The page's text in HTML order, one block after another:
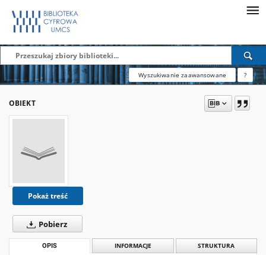
Wyszukiwanie zaawansowane ?
OBIEKT
Pokaż treść
Pobierz
OPIS INFORMACJE STRUKTURA